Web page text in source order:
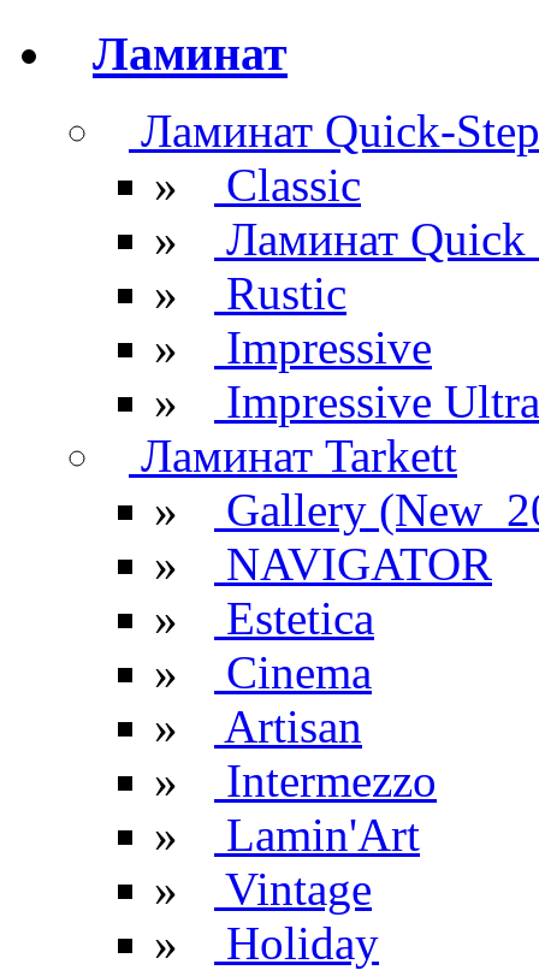
Ламинат
Ламинат Quick-Step
»
Classic
»
Ламинат Quick
»
Rustic
»
Impressive
»
Impressive Ultra
Ламинат Tarkett
»
Gallery
»
NAVIGATOR
»
Estetica
»
Cinema
»
Artisan
»
Intermezzo
»
Lamin'Art
»
Vintage
»
Holiday